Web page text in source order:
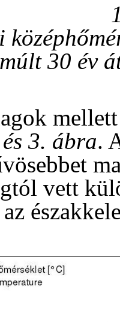
30 év
3. ábra.
vett